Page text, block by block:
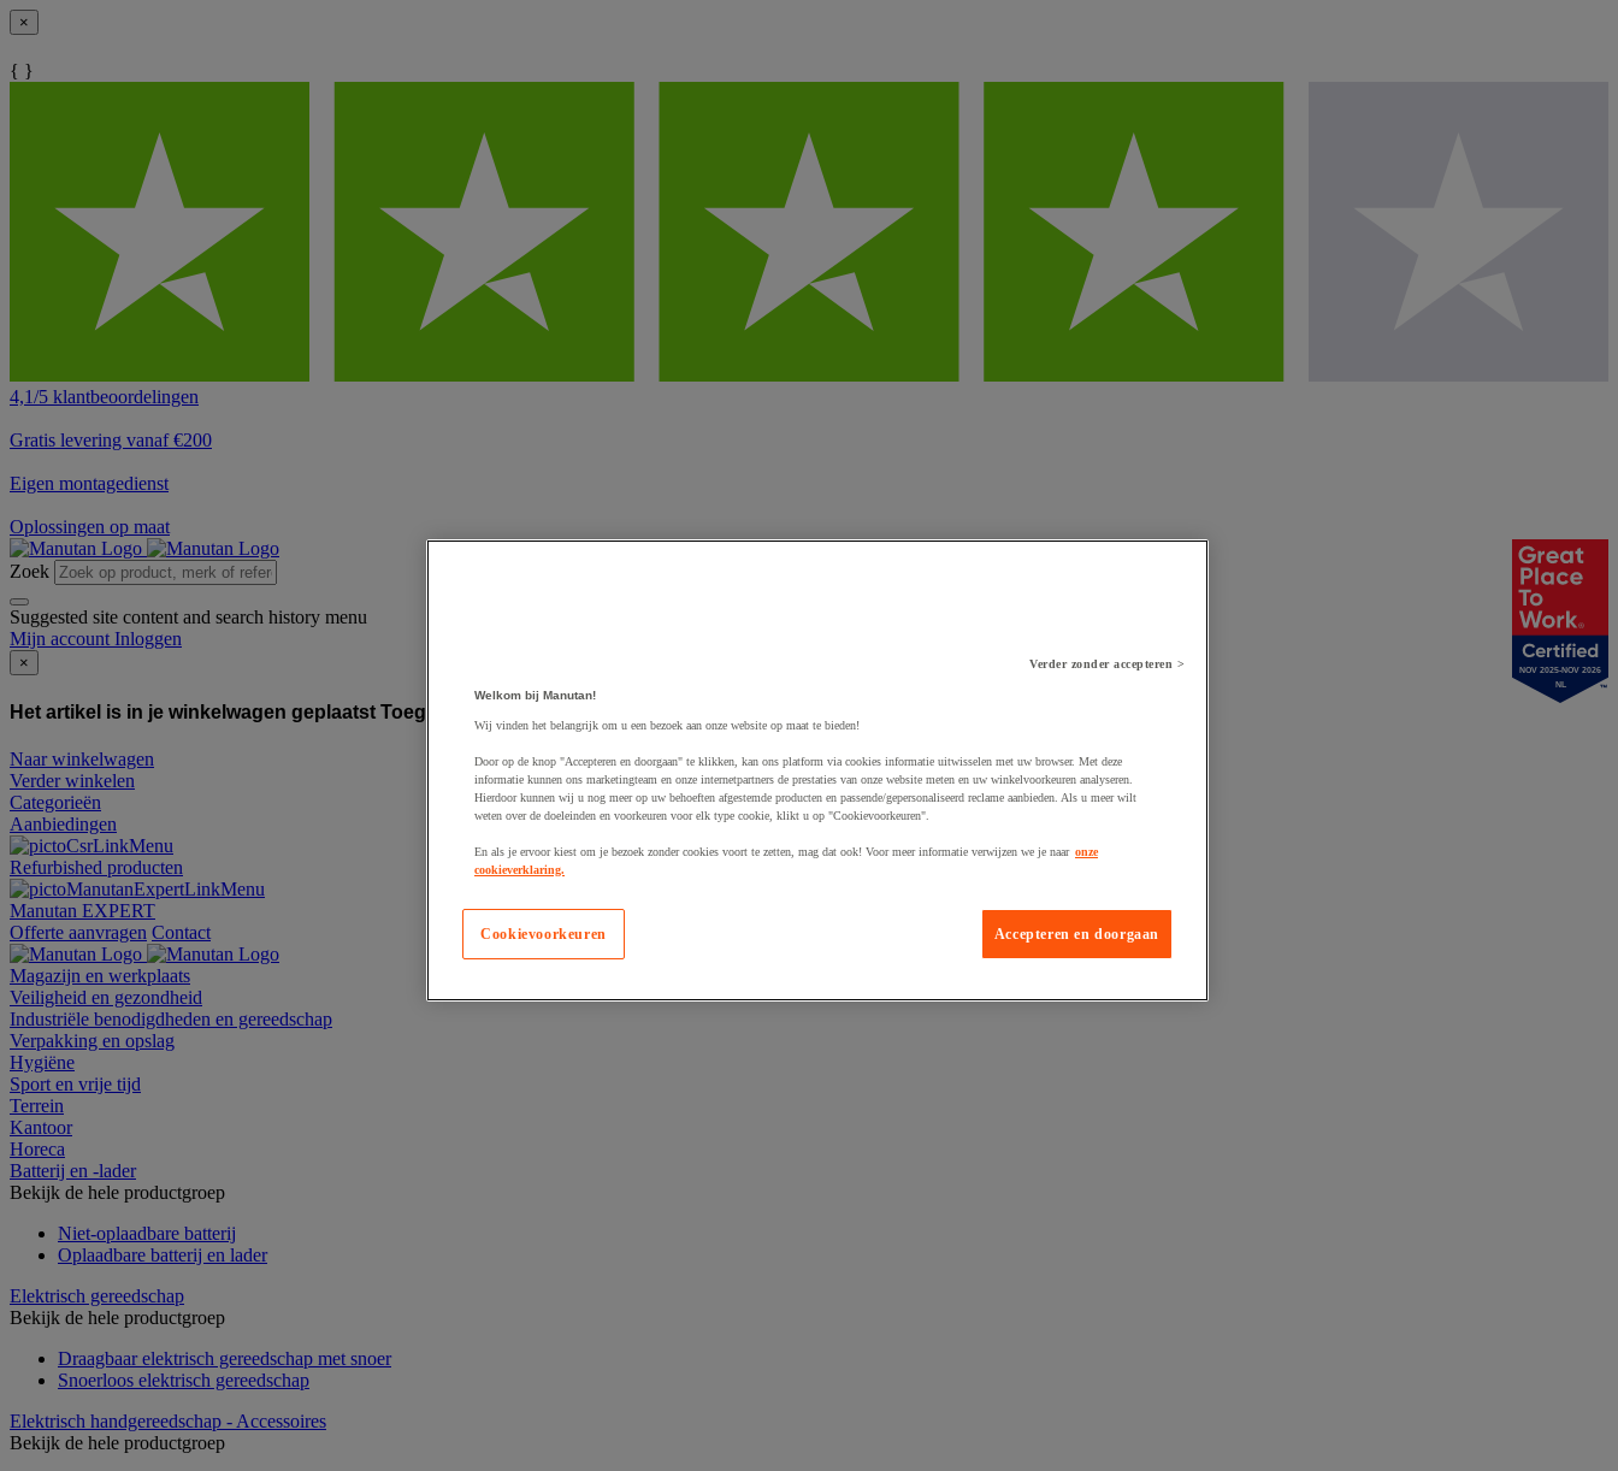
×
{ }
4,1/5 klantbeoordelingen
Gratis levering vanaf €200
Eigen montagedienst
Oplossingen op maat
Zoek
Suggested site content and search history menu
Mijn account Inloggen
×
Het artikel is in je winkelwagen geplaatst Toegevoegd aan winkelwagen
Naar winkelwagen
Verder winkelen
Categorieën
Aanbiedingen
Refurbished producten
Manutan EXPERT
Offerte aanvragen Contact
Magazijn en werkplaats
Veiligheid en gezondheid
Industriële benodigdheden en gereedschap
Verpakking en opslag
Hygiëne
Sport en vrije tijd
Terrein
Kantoor
Horeca
Batterij en -lader
Bekijk de hele productgroep
Niet-oplaadbare batterij
Oplaadbare batterij en lader
Elektrisch gereedschap
Bekijk de hele productgroep
Draagbaar elektrisch gereedschap met snoer
Snoerloos elektrisch gereedschap
Elektrisch handgereedschap - Accessoires
Bekijk de hele productgroep
NOV 2025-NOV 2026
NL
Verder zonder accepteren >
Welkom bij Manutan!
Wij vinden het belangrijk om u een bezoek aan onze website op maat te bieden!
Door op de knop "Accepteren en doorgaan" te klikken, kan ons platform via cookies informatie uitwisselen met uw browser. Met deze
informatie kunnen ons marketingteam en onze internetpartners de prestaties van onze website meten en uw winkelvoorkeuren analyseren.
Hierdoor kunnen wij u nog meer op uw behoeften afgestemde producten en passende/gepersonaliseerd reclame aanbieden. Als u meer wilt
weten over de doeleinden en voorkeuren voor elk type cookie, klikt u op "Cookievoorkeuren".
En als je ervoor kiest om je bezoek zonder cookies voort te zetten, mag dat ook! Voor meer informatie verwijzen we je naar onze
cookieverklaring.
Accepteren en doorgaan
Cookievoorkeuren